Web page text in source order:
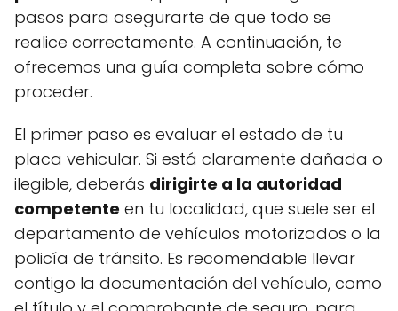
pasos para asegurarte de que todo se
realice correctamente. A continuación, te
ofrecemos una guía completa sobre cómo
proceder.
El primer paso es evaluar el estado de tu
placa vehicular. Si está claramente dañada o
ilegible, deberás dirigirte a la autoridad
competente en tu localidad, que suele ser el
departamento de vehículos motorizados o la
policía de tránsito. Es recomendable llevar
contigo la documentación del vehículo, como